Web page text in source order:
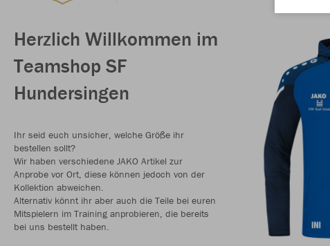
Herzlich Willkommen im
Teamshop SF
Hundersingen
Ihr seid euch unsicher, welche Größe ihr
bestellen sollt?
Wir haben verschiedene JAKO Artikel zur
Anprobe vor Ort, diese können jedoch von der
Kollektion abweichen.
Alternativ könnt ihr aber auch die Teile bei euren
Mitspielern im Training anprobieren, die bereits
bei uns bestellt haben.